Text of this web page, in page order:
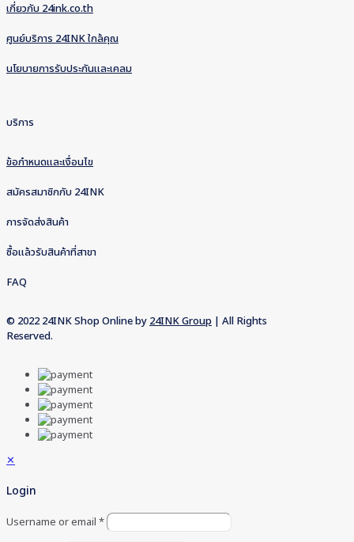
เกี่ยวกับ 24ink.co.th
ศูนย์บริการ 24INK ใกล้คุณ
นโยบายการรับประกันและเคลม
บริการ
ข้อกำหนดและเงื่อนไข
สมัครสมาชิกกับ 24INK
การจัดส่งสินค้า
ซื้อแล้วรับสินค้าที่สาขา
FAQ
© 2022 24INK Shop Online by 24INK Group | All Rights
Reserved.
✕
Login
Username or email *